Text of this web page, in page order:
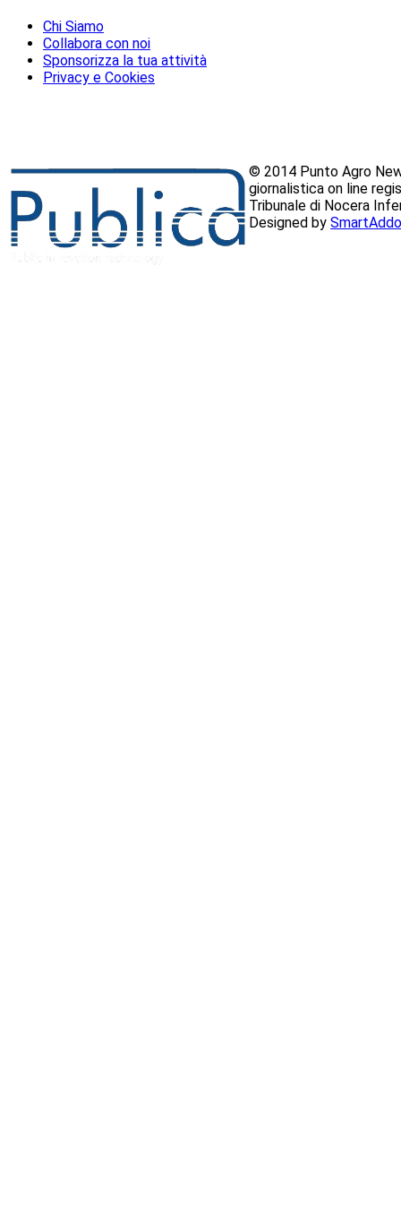
Chi Siamo
Collabora con noi
Sponsorizza la tua attività
Privacy e Cookies
© 2014 Punto Agro
giornalistica on line
Tribunale di Nocera
Designed by